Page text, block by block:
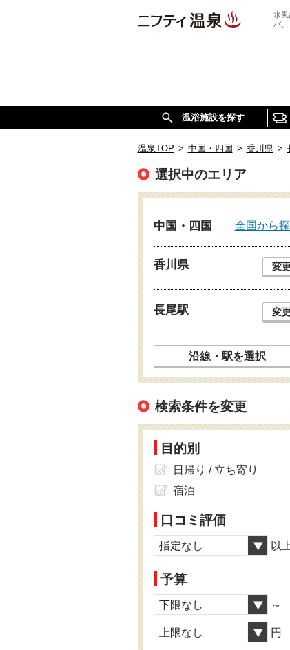
水風
パ
温浴施設を探す
温泉TOP > 中国・四国 > 香川県 >
選択中のエリア
中国・四国 全国から
香川県 変
長尾駅 変
沿線・駅を選択
検索条件を変更
目的別
日帰り / 立ち寄り
宿泊
口コミ評価
指定なし 以
予算
下限なし ～
上限なし 円